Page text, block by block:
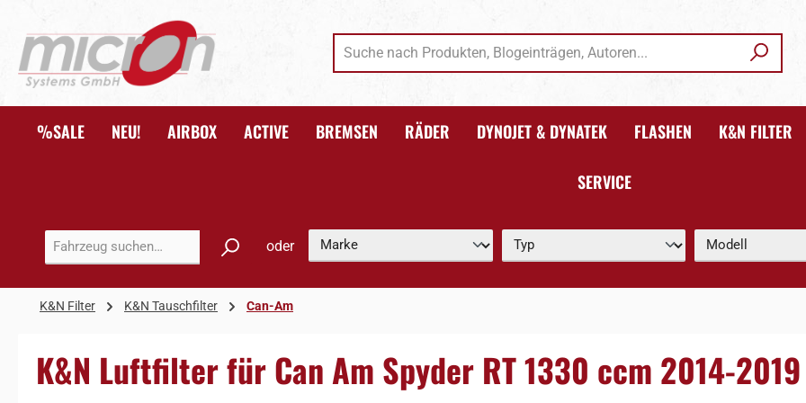
Zur Hauptnavigation springen
%SALE NEU! AIRBOX ACTIVE BREMSEN RÄDER DYNOJET & DYNATEK FLASHEN K&N FILTER
SERVICE
oder
K&N Filter K&N Tauschfilter Can-Am
K&N Luftfilter für Can Am Spyder RT 1330 ccm 2014-2019